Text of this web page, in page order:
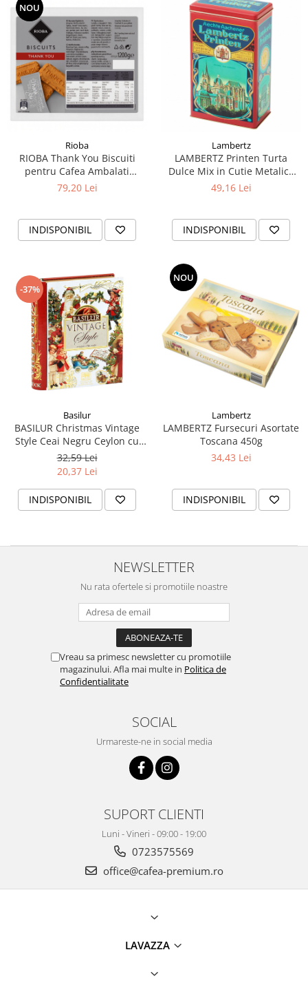
NOU
Rioba
RIOBA Thank You Biscuiti
pentru Cafea Ambalati
Individual 250buc 1200g
79,20 Lei
INDISPONIBIL
Lambertz
LAMBERTZ Printen Turta
Dulce Mix in Cutie Metalica
Retro 400g
49,16 Lei
INDISPONIBIL
-37%
Basilur
BASILUR Christmas Vintage
Style Ceai Negru Ceylon cu
Cirese, Capsuni si Portocale 5
Plicuri 10g
32,59 Lei
20,37 Lei
INDISPONIBIL
NOU
Lambertz
LAMBERTZ Fursecuri Asortate
Toscana 450g
34,43 Lei
INDISPONIBIL
NEWSLETTER
Nu rata ofertele si promotiile noastre
Vreau sa primesc newsletter cu promotiile
magazinului. Afla mai multe in Politica de
Confidentialitate
SOCIAL
Urmareste-ne in social media
SUPORT CLIENTI
Luni - Vineri - 09:00 - 19:00
0723575569
office@cafea-premium.ro
LAVAZZA